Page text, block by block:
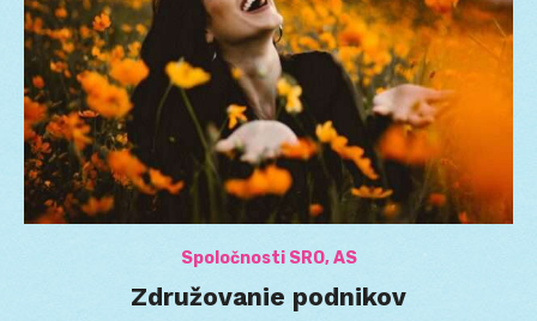
Spoločnosti SRO, AS
Združovanie podnikov